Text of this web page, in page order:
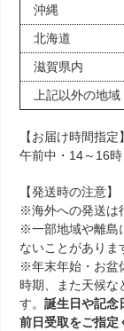
沖縄
北海道
滋賀県内
上記以外の地域
【お届け時間指定】
午前中・14～16
【発送時の注意】
※海外への発送は
※一部地域や離島
ないことがありま
※年末年始・お盆
時期、また天候な
す。誕生日や記念
前日受取をご指定